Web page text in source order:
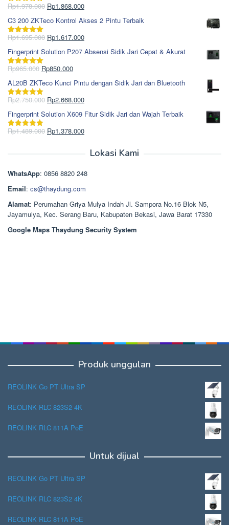
Dinilai5.00
Rp1.978.000 Harga
aslinya
adalah:
Rp1.978.000.
Rp1.868.000Harga
saat
ini
adalah:
C3 200 ZKTeco Kontrol Akses 2 Pintu Terbaik
Dinilai5.00
Rp1.695.000 Harga
aslinya
adalah:
Rp1.695.000.
Rp1.617.000Harga
saat
ini
Fingerprint Solution P207 Absensi Sidik Jari Cepat & Akurat
Dinilai5.00
Rp965.000 Harga
aslinya
adalah:
Rp965.000.
Rp850.000Harga
saat
ini
adalah:
AL20B ZKTeco Kunci Pintu dengan Sidik Jari dan Bluetooth
Dinilai5.00
Rp2.750.000 Harga
aslinya
adalah:
Rp2.750.000.
Rp2.668.000Harga
saat
ini
adalah:
Fingerprint Solution X609 Fitur Sidik Jari dan Wajah Terbaik
Dinilai5.00
Rp1.489.000 Harga
Rp1.378.000Harga
Rp1.378.000.
Lokasi Kami
WhatsApp: 0856 8820 248
Email: cs@thaydung.com
Alamat: Perumahan Griya Mulya Indah Jl. Sampora No.16 Blok N5,
Jayamulya, Kec. Serang Baru, Kabupaten Bekasi, Jawa Barat 17330
Google Maps Thaydung Security System
Produk unggulan
REOLINK Go PT Ultra SP
REOLINK RLC 823S2 4K
REOLINK RLC 811A PoE
Untuk dijual
REOLINK Go PT Ultra SP
REOLINK RLC 823S2 4K
REOLINK RLC 811A PoE